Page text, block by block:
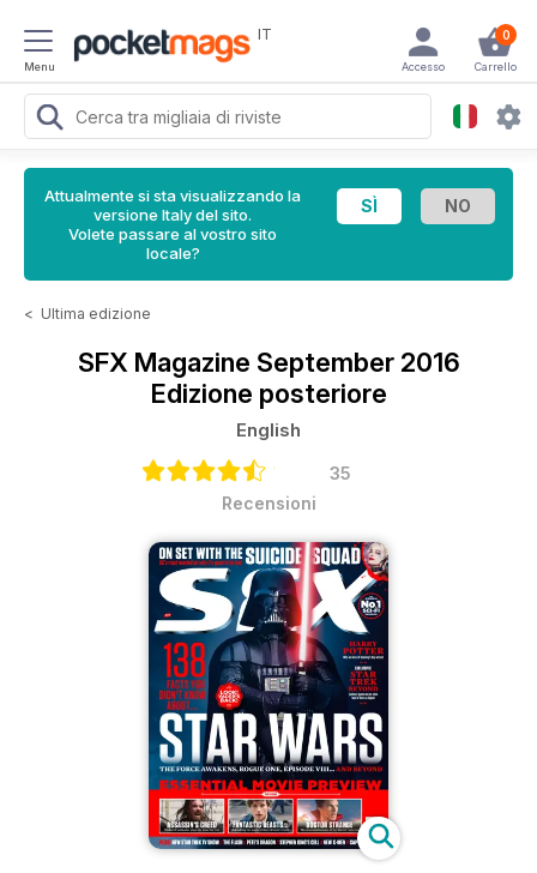
Menu
IT 0
Carrello
Accesso
Attualmente si sta visualizzando la
versione Italy del sito.
Volete passare al vostro sito
locale?
< Ultima edizione
SFX Magazine September 2016
Edizione posteriore
English
35
Recensioni